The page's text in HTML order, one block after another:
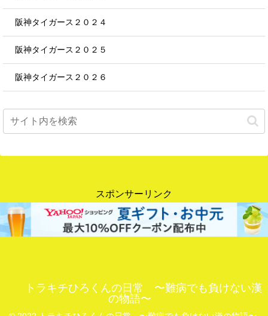
阪神タイガース２０２４
阪神タイガース２０２５
阪神タイガース２０２６
スポンサーリンク
トラキチひろくんの日常 〜難病でも負けない漢
の物語〜